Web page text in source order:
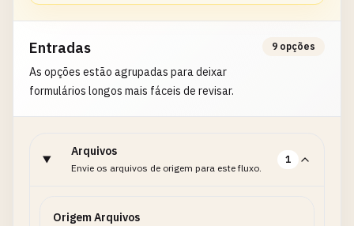
Entradas
As opções estão agrupadas para deixar
formulários longos mais fáceis de revisar.
9 opções
Arquivos
Envie os arquivos de origem para este fluxo.
1
Origem Arquivos